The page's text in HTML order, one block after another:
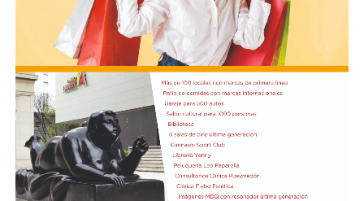
en campo rival y, pese a que logró ser más punzante en
algunas ofensivas, no pudo impacientar al
arquero Felipe Zenobio. Del otro lado,
el Matador continuó con su intento de pegar con
ataques directos. Cuando el desarrollo era lento y lejos
de los arcos, Tigre se adelantó en el marcador a los 35
minutos: Aníbal Moreno perdió la pelota en la mitad de
la cancha tras una presión de Jabes Saralegui y Nacho
Russo definió de forma perfecta al quedar mano a mano
contra Santiago Beltrán para estampar el 1-0.